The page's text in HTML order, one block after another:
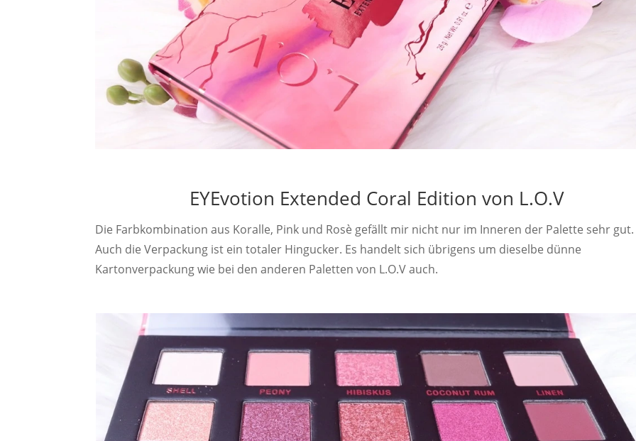
EYEvotion Extended Coral Edition von L.O.V
Die Farbkombination aus Koralle, Pink und Rosè gefällt mir nicht nur im Inneren der Palette sehr gut.
Auch die Verpackung ist ein totaler Hingucker. Es handelt sich übrigens um dieselbe dünne
Kartonverpackung wie bei den anderen Paletten von L.O.V auch.